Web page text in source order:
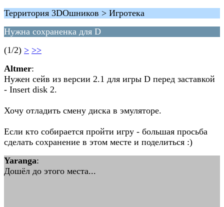
Территория 3DOшников > Игротека
Нужна сохраненка для D
(1/2) > >>
Altmer:
Нужен сейв из версии 2.1 для игры D перед заставкой
- Insert disk 2.
Хочу отладить смену диска в эмуляторе.
Если кто собирается пройти игру - большая просьба
сделать сохранение в этом месте и поделиться :)
Yaranga:
Дошёл до этого места...